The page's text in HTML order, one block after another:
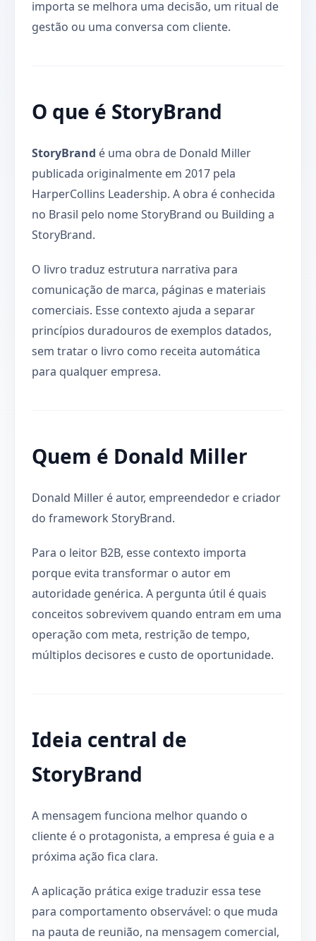
importa se melhora uma decisão, um ritual de
gestão ou uma conversa com cliente.
O que é StoryBrand
StoryBrand é uma obra de Donald Miller
publicada originalmente em 2017 pela
HarperCollins Leadership. A obra é conhecida
no Brasil pelo nome StoryBrand ou Building a
StoryBrand.
O livro traduz estrutura narrativa para
comunicação de marca, páginas e materiais
comerciais. Esse contexto ajuda a separar
princípios duradouros de exemplos datados,
sem tratar o livro como receita automática
para qualquer empresa.
Quem é Donald Miller
Donald Miller é autor, empreendedor e criador
do framework StoryBrand.
Para o leitor B2B, esse contexto importa
porque evita transformar o autor em
autoridade genérica. A pergunta útil é quais
conceitos sobrevivem quando entram em uma
operação com meta, restrição de tempo,
múltiplos decisores e custo de oportunidade.
Ideia central de
StoryBrand
A mensagem funciona melhor quando o
cliente é o protagonista, a empresa é guia e a
próxima ação fica clara.
A aplicação prática exige traduzir essa tese
para comportamento observável: o que muda
na pauta de reunião, na mensagem comercial,